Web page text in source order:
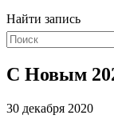
Найти запись
С Новым
30 декабря 2020